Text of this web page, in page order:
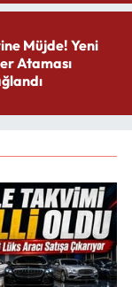
Müjde! Yeni
Ataması